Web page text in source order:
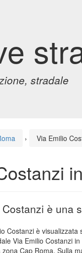
stradale
› Via Emilio
è una
Costanzi è
Via Emilio Costanzi
Cap Roma. Sulla